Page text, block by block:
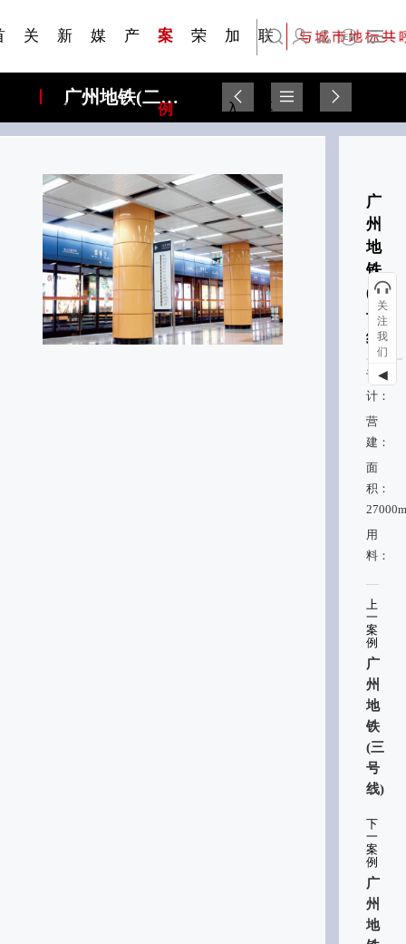
关
新
闻
媒
体
产
品
案
例
荣
加
入
常见问题FAQ
联
系
English
广州地铁(二号线)
广
州
地
铁
(二
号
线)
设
计：
营
建：
面
积：
用
料：
上
一
案
例
广
州
地
铁
(三
号
线)
下
一
案
例
广
州
地
关
注
我
们
◀